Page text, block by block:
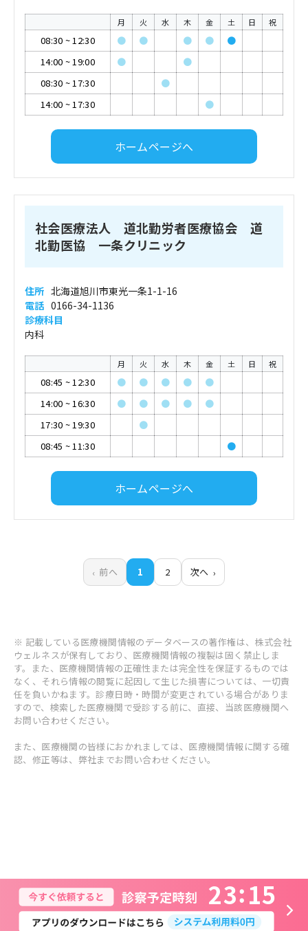
月 火 水 木 金 土 日 祝
08:30 ~12:30 ● ● ● ●
●
14:00 ~19:00 ●
●
08:30 ~17:30
●
14:00 ~17:30 ●
ホームページへ
社会医療法人 道北勤労者医療協会 道
北勤医協 一条クリニック
住所 北海道旭川市東光一条1-1-16
電話 0166-34-1136
診療科目
内科
月 火 水 木 金 土 日 祝
08:45 ~12:30 ● ● ● ●
●
14:00 ~16:30 ● ● ● ●
●
17:30 ~19:30
●
08:45 ~11:30 ●
ホームページへ
前へ 1 2 次へ
※ 記載している医療機関情報のデータベースの著作権は、株式会社
ウェルネスが保有しており、医療機関情報の複製は固く禁止しま
す。また、医療機関情報の正確性または完全性を保証するものでは
なく、それら情報の閲覧に起因して生じた損害については、一切責
任を負いかねます。診療日時・時間が変更されている場合がありま
すので、検索した医療機関で受診する前に、直接、当該医療機関へ
お問い合わせください。
また、医療機関の皆様におかれましては、医療機関情報に関する確
認、修正等は、弊社までお問い合わせください。
23 15